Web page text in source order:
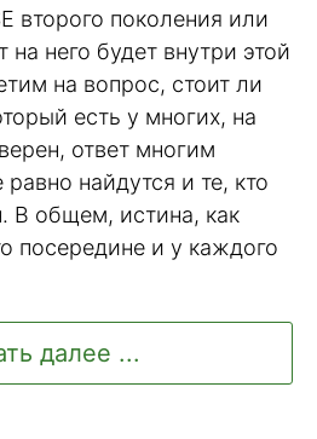
второго поколения или
на него будет внутри этой
на вопрос, стоит ли
есть у многих, на
ответ многим
найдутся и те, кто
В общем, истина, как
посередине и у каждого
далее ...